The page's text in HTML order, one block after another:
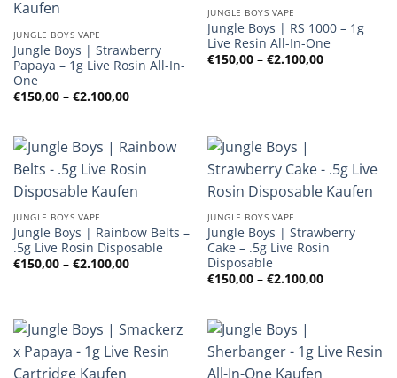
JUNGLE BOYS VAPE
Jungle Boys | Strawberry
Papaya – 1g Live Rosin All-In-
One
€150,00 – €2.100,00Preisspanne:
€150,00
JUNGLE BOYS VAPE
Jungle Boys | RS 1000 – 1g
Live Resin All-In-One
€150,00 – €2.100,00
€150,00
JUNGLE BOYS VAPE
Jungle Boys | Rainbow Belts –
.5g Live Rosin Disposable
€150,00 – €2.100,00Preisspanne:
€150,00
JUNGLE BOYS VAPE
Jungle Boys | Strawberry
Cake – .5g Live Rosin
Disposable
€150,00 – €2.100,00
€150,00